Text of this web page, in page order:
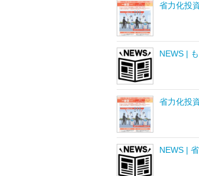
省力化投
NEWS |
省力化投
NEWS |